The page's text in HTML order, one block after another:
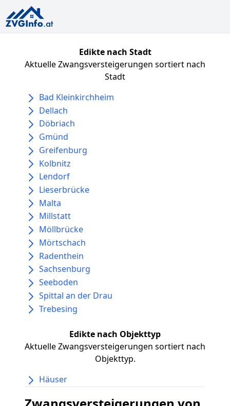
Edikte nach Stadt
Aktuelle Zwangsversteigerungen sortiert nach
Stadt
Bad Kleinkirchheim
Dellach
Döbriach
Gmünd
Greifenburg
Kolbnitz
Lendorf
Lieserbrücke
Malta
Millstatt
Möllbrücke
Mörtschach
Radenthein
Sachsenburg
Seeboden
Spittal an der Drau
Trebesing
Edikte nach Objekttyp
Aktuelle Zwangsversteigerungen sortiert nach
Objekttyp.
Häuser